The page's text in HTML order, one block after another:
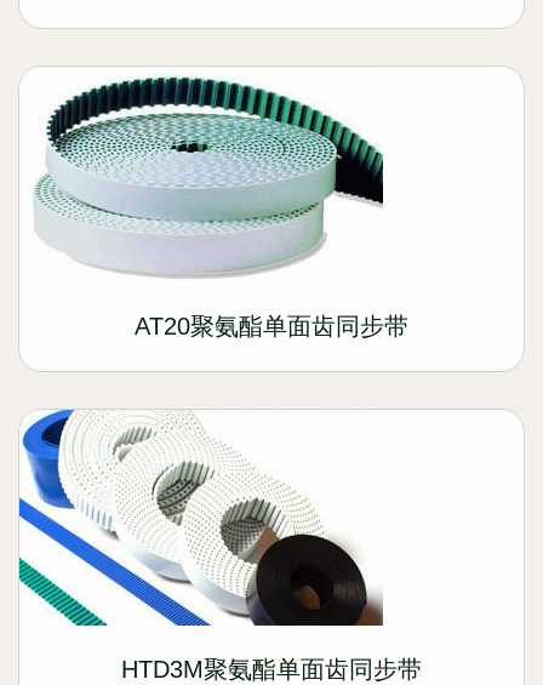
AT20聚氨酯单面齿同步带
HTD3M聚氨酯单面齿同步带